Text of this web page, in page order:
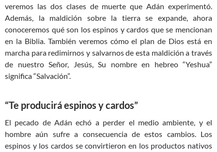
veremos las dos clases de muerte que Adán experimentó.
Además, la maldición sobre la tierra se expande, ahora
conoceremos qué son los espinos y cardos que se mencionan
en la Biblia. También veremos cómo el plan de Dios está en
marcha para redimirnos y salvarnos de esta maldición a través
de nuestro Señor, Jesús, Su nombre en hebreo “Yeshua”
significa “Salvación”.
“Te producirá espinos y cardos”
El pecado de Adán echó a perder el medio ambiente, y el
hombre aún sufre a consecuencia de estos cambios. Los
espinos y los cardos se convirtieron en los productos nativos